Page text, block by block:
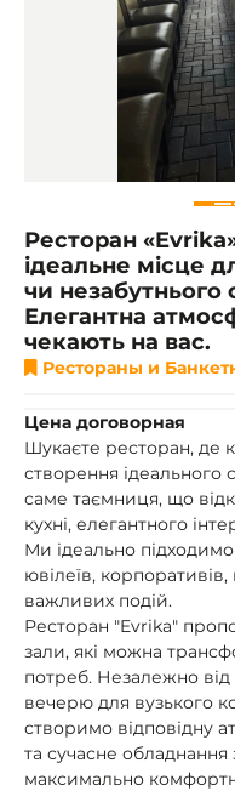
Ресторан
ідеальне місце
чи незабутнього
Елегантна
чекають на вас.
Рестораны и
Цена договорная
Шукаєте ресторан, де
створення ідеального
саме таємниця, що
кухні, елегантного
Ми ідеально
ювілеїв,
важливих подій.
Ресторан "Evrika"
зали, які можна
потреб. Незалежно
вечерю для вузького
створимо відповідну
та сучасне
максимально